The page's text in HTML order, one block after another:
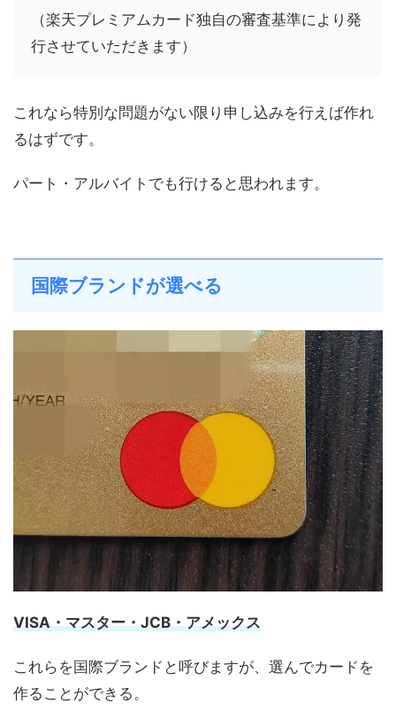
（楽天プレミアムカード独自の審査基準により発
行させていただきます）
これなら特別な問題がない限り申し込みを行えば作れ
るはずです。
パート・アルバイトでも行けると思われます。
国際ブランドが選べる
VISA・マスター・JCB・アメックス
これらを国際ブランドと呼びますが、選んでカードを
作ることができる。